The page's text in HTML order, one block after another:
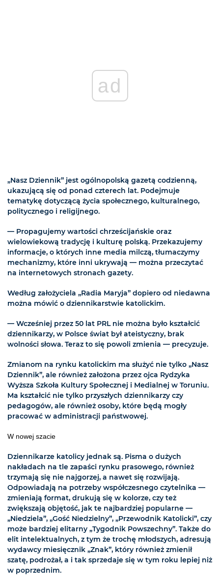
ad
„Nasz Dziennik” jest ogólnopolską gazetą codzienną,
ukazującą się od ponad czterech lat. Podejmuje
tematykę dotyczącą życia społecznego, kulturalnego,
politycznego i religijnego.
— Propagujemy wartości chrześcijańskie oraz
wielowiekową tradycję i kulturę polską. Przekazujemy
informacje, o których inne media milczą, tłumaczymy
mechanizmy, które inni ukrywają — można przeczytać
na internetowych stronach gazety.
Według założyciela „Radia Maryja” dopiero od niedawna
można mówić o dziennikarstwie katolickim.
— Wcześniej przez 50 lat PRL nie można było kształcić
dziennikarzy, w Polsce świat był ateistyczny, brak
wolności słowa. Teraz to się powoli zmienia — precyzuje.
Zmianom na rynku katolickim ma służyć nie tylko „Nasz
Dziennik”, ale również założona przez ojca Rydzyka
Wyższa Szkoła Kultury Społecznej i Medialnej w Toruniu.
Ma kształcić nie tylko przyszłych dziennikarzy czy
pedagogów, ale również osoby, które będą mogły
pracować w administracji państwowej.
W nowej szacie
Dziennikarze katolicy jednak są. Pisma o dużych
nakładach na tle zapaści rynku prasowego, również
trzymają się nie najgorzej, a nawet się rozwijają.
Odpowiadają na potrzeby współczesnego czytelnika —
zmieniają format, drukują się w kolorze, czy też
zwiększają objętość, jak te najbardziej popularne —
„Niedziela”, „Gość Niedzielny”, „Przewodnik Katolicki”, czy
może bardziej elitarny „Tygodnik Powszechny”. Także do
elit intelektualnych, z tym że trochę młodszych, adresują
wydawcy miesięcznik „Znak”, który również zmienił
szatę, podrożał, a i tak sprzedaje się w tym roku lepiej niż
w poprzednim.